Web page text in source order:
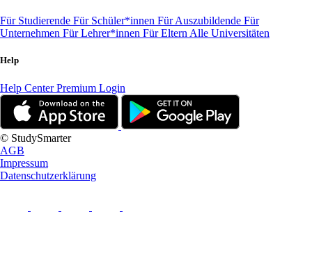
Für Studierende Für Schüler*innen Für Auszubildende Für
Unternehmen Für Lehrer*innen Für Eltern Alle Universitäten
Help
Help CenterPremium Login
© StudySmarter
AGB
Impressum
Datenschutzerklärung